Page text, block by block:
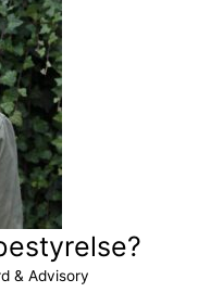
& Advisory